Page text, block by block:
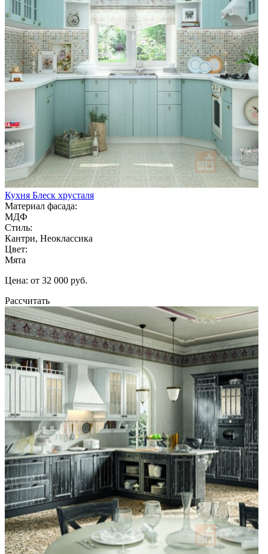
Кухня Блеск хрусталя
Материал фасада:
МДФ
Стиль:
Кантри, Неоклассика
Цвет:
Мята
Цена: от 32 000 руб.
Рассчитать